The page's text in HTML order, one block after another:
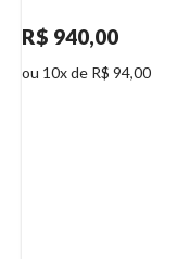
R$ 940,00
ou 10x de R$ 94,00